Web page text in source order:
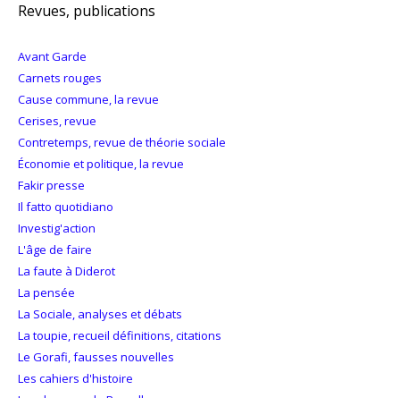
Revues, publications
Avant Garde
Carnets rouges
Cause commune, la revue
Cerises, revue
Contretemps, revue de théorie sociale
Économie et politique, la revue
Fakir presse
Il fatto quotidiano
Investig'action
L'âge de faire
La faute à Diderot
La pensée
La Sociale, analyses et débats
La toupie, recueil définitions, citations
Le Gorafi, fausses nouvelles
Les cahiers d'histoire